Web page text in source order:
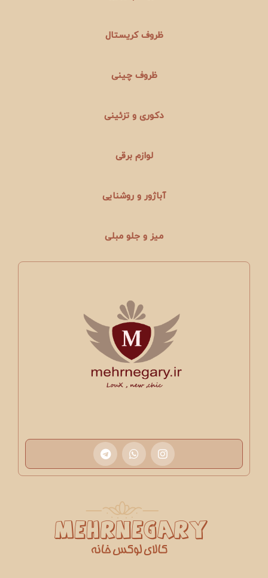
ظروف کریستال
ظروف چینی
دکوری و تزئینی
لوازم برقی
آباژور و روشنایی
میز و جلو مبلی